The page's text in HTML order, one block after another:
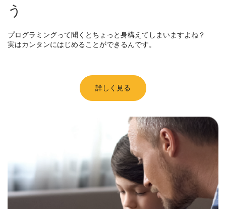
う
プログラミングって聞くとちょっと身構えてしまいますよね？
実はカンタンにはじめることができるんです。
詳しく見る